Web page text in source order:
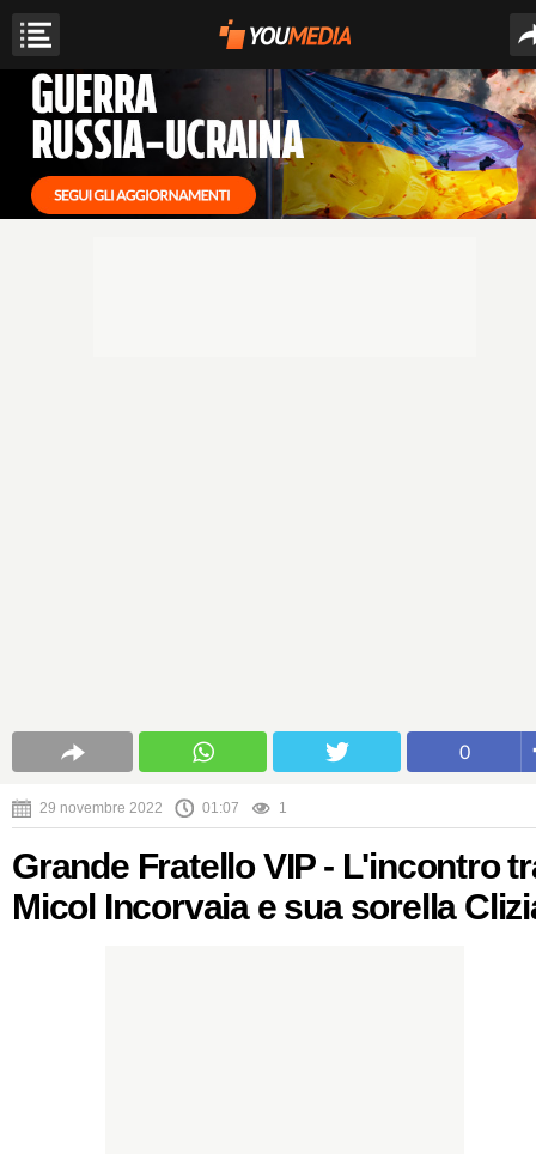
0
29 novembre 2022 01:07 1
Grande Fratello VIP - L'incontro
Micol Incorvaia e sua sorella